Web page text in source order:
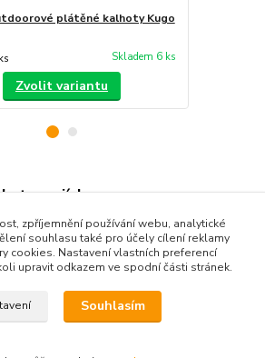
plátěné kalhoty Kugo
Skladem 6 ks
Zvolit variantu
zpříjemnění používání webu, analytické
souhlasu také pro účely cílení reklamy
cookies. Nastavení vlastních preferencí
upravit odkazem ve spodní části stránek.
Souhlasím